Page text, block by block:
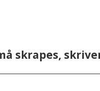
skrapes,